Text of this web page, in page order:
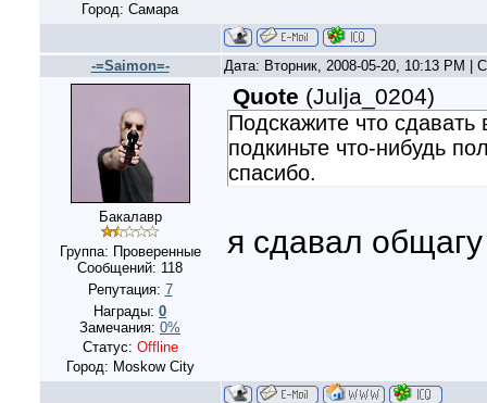
Город: Самара
-=Saimon=- Дата: Вторник, 2008-05-20, 10:13 PM |
Бакалавр
Группа: Проверенные
Сообщений: 118
Репутация: 7
Награды: 0
Замечания: 0%
Статус: Offline
Город: Moskow City
Quote (Julja_0204)
Подскажите что
подкиньте что-нибудь
спасибо.
я сдавал